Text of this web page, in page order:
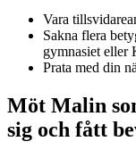
Vara
Sakna flera
gymnasiet eller
Prata med din
Möt Malin
sig och fått